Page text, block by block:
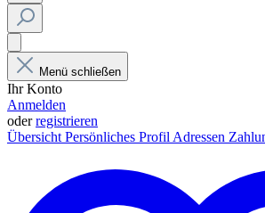
Menü schließen
Ihr Konto
Anmelden
oderregistrieren
Übersicht Persönliches Profil Adressen